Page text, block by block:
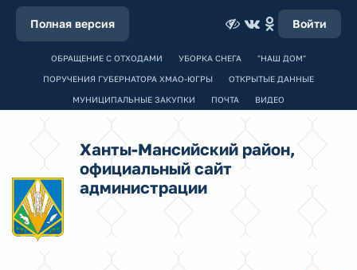
Полная версия Войти
ОБРАЩЕНИЕ С ОТХОДАМИ УБОРКА СНЕГА "НАШ ДОМ"
ПОРУЧЕНИЯ ГУБЕРНАТОРА ХМАО-ЮГРЫ ОТКРЫТЫЕ ДАННЫЕ
МУНИЦИПАЛЬНЫЕ ЗАКУПКИ ПОЧТА ВИДЕО
Ханты-Мансийский район,
официальный сайт
администрации